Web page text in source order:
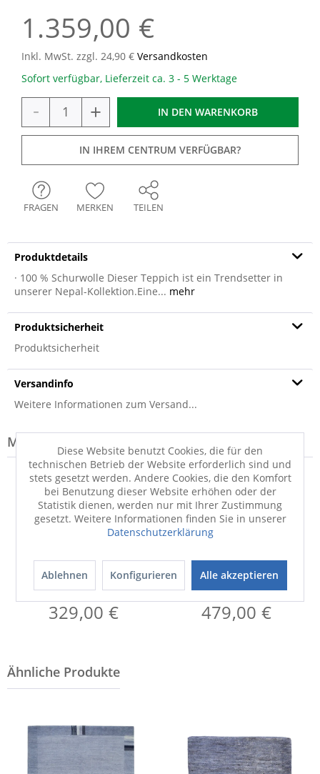
1.359,00 €
Inkl. MwSt. zzgl. 24,90 € Versandkosten
Sofort verfügbar, Lieferzeit ca. 3 - 5 Werktage
- + IN DEN WARENKORB
IN IHREM CENTRUM VERFÜGBAR?
FRAGEN MERKEN TEILEN
Produktdetails
· 100 % Schurwolle Dieser Teppich ist ein Trendsetter in
unserer Nepal-Kollektion.Eine... mehr
Produktsicherheit
Produktsicherheit
Versandinfo
Weitere Informationen zum Versand...
Modell-Familie: SENSATION
Teppich
SENSATION S.Lakir
329,00 €
Teppich
SENSATION S.Lakir
479,00 €
Diese Website benutzt Cookies, die für den
technischen Betrieb der Website erforderlich sind und
stets gesetzt werden. Andere Cookies, die den Komfort
bei Benutzung dieser Website erhöhen oder der
Statistik dienen, werden nur mit Ihrer Zustimmung
gesetzt. Weitere Informationen finden Sie in unserer
Datenschutzerklärung
Ablehnen Konfigurieren Alle akzeptieren